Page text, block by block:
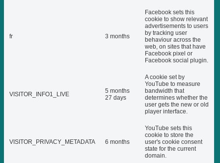
fr 3 months
Facebook sets this
cookie to show relevant
advertisements to users
by tracking user
behaviour across the
web, on sites that have
Facebook pixel or
Facebook social plugin.
VISITOR_INFO1_LIVE
5 months
27 days
A cookie set by
YouTube to measure
bandwidth that
determines whether the
user gets the new or old
player interface.
VISITOR_PRIVACY_METADATA 6 months
YouTube sets this
cookie to store the
user's cookie consent
state for the current
domain.